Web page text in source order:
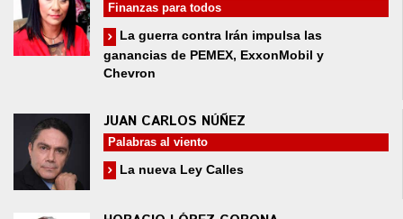
Finanzas para todos
La guerra contra Irán impulsa las
ganancias de PEMEX, ExxonMobil y
Chevron
JUAN CARLOS NÚÑEZ
Palabras al viento
La nueva Ley Calles